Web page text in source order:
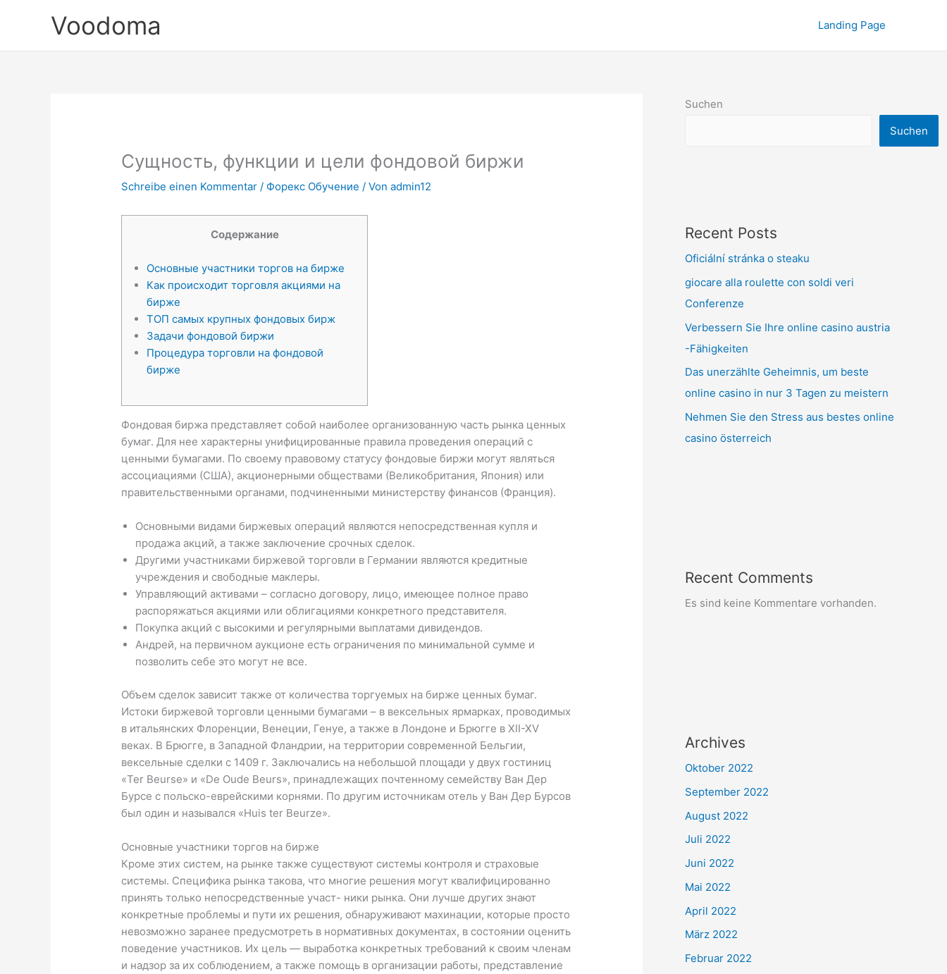
Voodoma Landing Page
Сущность, функции и цели фондовой биржи
Schreibe einen Kommentar / Форекс Обучение / Vonadmin12
Содержание
Основные участники торгов на бирже
Как происходит торговля акциями на
бирже
ТОП самых крупных фондовых бирж
Задачи фондовой биржи
Процедура торговли на фондовой
бирже
Фондовая биржа представляет собой наиболее организованную часть рынка ценных
бумаг. Для нее характерны унифицированные правила проведения операций с
ценными бумагами. По своему правовому статусу фондовые биржи могут являться
ассоциациями (США), акционерными обществами (Великобритания, Япония) или
правительственными органами, подчиненными министерству финансов (Франция).
Основными видами биржевых операций являются непосредственная купля и
продажа акций, а также заключение срочных сделок.
Другими участниками биржевой торговли в Германии являются кредитные
учреждения и свободные маклеры.
Управляющий активами – согласно договору, лицо, имеющее полное право
распоряжаться акциями или облигациями конкретного представителя.
Покупка акций с высокими и регулярными выплатами дивидендов.
Андрей, на первичном аукционе есть ограничения по минимальной сумме и
позволить себе это могут не все.
Объем сделок зависит также от количества торгуемых на бирже ценных бумаг.
Истоки биржевой торговли ценными бумагами – в вексельных ярмарках, проводимых
в итальянских Флоренции, Венеции, Генуе, а также в Лондоне и Брюгге в XII-XV
веках. В Брюгге, в Западной Фландрии, на территории современной Бельгии,
вексельные сделки с 1409 г. Заключались на небольшой площади у двух гостиниц
«Ter Beurse» и «De Oude Beurs», принадлежащих почтенному семейству Ван Дер
Бурсе с польско-еврейскими корнями. По другим источникам отель у Ван Дер Бурсов
был один и назывался «Huis ter Beurze».
Основные участники торгов на бирже
Кроме этих систем, на рынке также существуют системы контроля и страховые
системы. Специфика рынка такова, что многие решения могут квалифицированно
принять только непосредственные участ- ники рынка. Они лучше других знают
конкретные проблемы и пути их решения, обнаруживают махинации, которые просто
невозможно заранее предусмотреть в нормативных документах, в состоянии оценить
поведение участников. Их цель — выработка конкретных требований к своим членам
и надзор за их соблюдением, а также помощь в организации работы, представление
Suchen
Suchen
Recent Posts
Oficiální stránka o steaku
giocare alla roulette con soldi veri
Conferenze
Verbessern Sie Ihre online casino austria
-Fähigkeiten
Das unerzählte Geheimnis, um beste
online casino in nur 3 Tagen zu meistern
Nehmen Sie den Stress aus bestes online
casino österreich
Recent Comments
Es sind keine Kommentare vorhanden.
Archives
Oktober 2022
September 2022
August 2022
Juli 2022
Juni 2022
Mai 2022
April 2022
März 2022
Februar 2022